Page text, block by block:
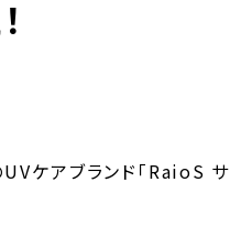
ケアブランド「RaioS